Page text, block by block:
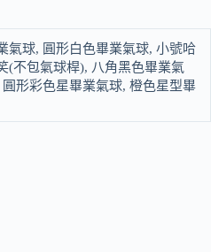
氣球, 圓形白色畢業氣球, 小號哈
(不包氣球桿), 八角黑色畢業氣
形彩色星畢業氣球, 橙色星型畢